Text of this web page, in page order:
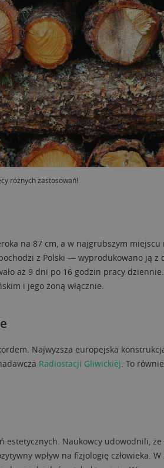
różnych zastosowań!
na 87 cm, a w najgrubszym miejscu
z Polski — wyprodukowano ją z
aż 9 dni po 16 godzin pracy
i jego żoną włącznie.
Najwyższa europejska
Radiostacji Gliwickiej. To
Naukowcy udowodnili,
wpływ na fizjologię człowieka.